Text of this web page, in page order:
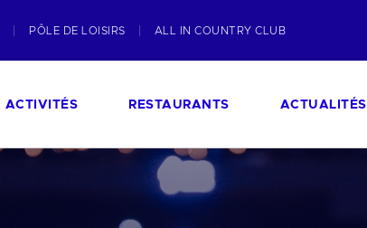
PÔLE DE LOISIRS ALL IN COUNTRY CLUB
ACTIVITÉS RESTAURANTS ACTUALITÉS